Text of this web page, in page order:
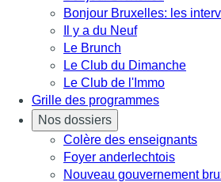
Bonjour Bruxelles: les
Il y a du Neuf
Le Brunch
Le Club du Dimanche
Le Club de l'Immo
Grille des programmes
Nos dossiers
Colère des enseignants
Foyer anderlechtois
Nouveau gouvernement